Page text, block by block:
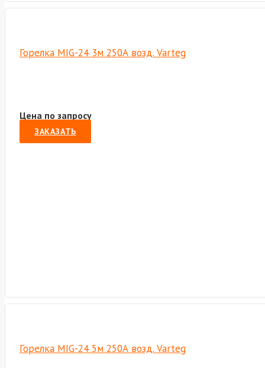
Горелка MIG-24 3м 250А возд. Varteg
Цена по запросу
ЗАКАЗАТЬ
Горелка MIG-24 5м 250А возд. Varteg